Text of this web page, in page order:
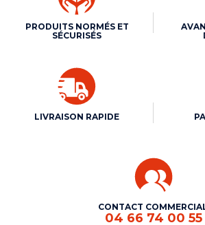
PRODUITS NORMÉS ET
SÉCURISÉS
LIVRAISON RAPIDE
CONTACT
04 66 74 00 55